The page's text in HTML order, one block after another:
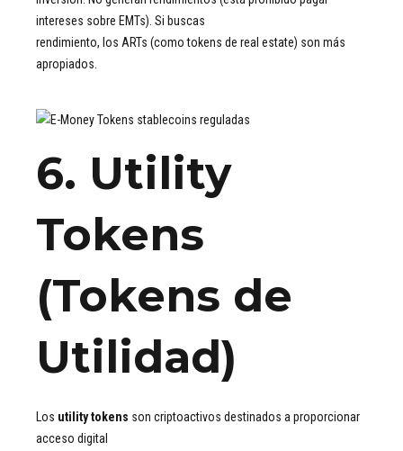
intereses sobre EMTs). Si buscas
rendimiento, los ARTs (como tokens de real estate) son más
apropiados.
6. Utility
Tokens
(Tokens de
Utilidad)
Los utility tokens son criptoactivos destinados a proporcionar
acceso digital